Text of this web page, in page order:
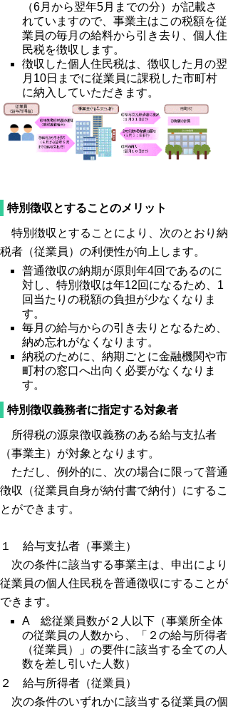
（6月から翌年5月までの分）が記載さ
れていますので、事業主はこの税額を従
業員の毎月の給料から引き去り、個人住
民税を徴収します。
徴収した個人住民税は、徴収した月の翌
月10日までに従業員に課税した市町村
に納入していただきます。
特別徴収とすることのメリット
特別徴収とすることにより、次のとおり納
税者（従業員）の利便性が向上します。
普通徴収の納期が原則年4回であるのに
対し、特別徴収は年12回になるため、1
回当たりの税額の負担が少なくなりま
す。
毎月の給与からの引き去りとなるため、
納め忘れがなくなります。
納税のために、納期ごとに金融機関や市
町村の窓口へ出向く必要がなくなりま
す。
特別徴収義務者に指定する対象者
所得税の源泉徴収義務のある給与支払者
（事業主）が対象となります。
ただし、例外的に、次の場合に限って普通
徴収（従業員自身が納付書で納付）にするこ
とができます。
１ 給与支払者（事業主）
次の条件に該当する事業主は、申出により
従業員の個人住民税を普通徴収にすることが
できます。
A 総従業員数が２人以下（事業所全体
の従業員の人数から、「２の給与所得者
（従業員）」の要件に該当する全ての人
数を差し引いた人数）
２ 給与所得者（従業員）
次の条件のいずれかに該当する従業員の個